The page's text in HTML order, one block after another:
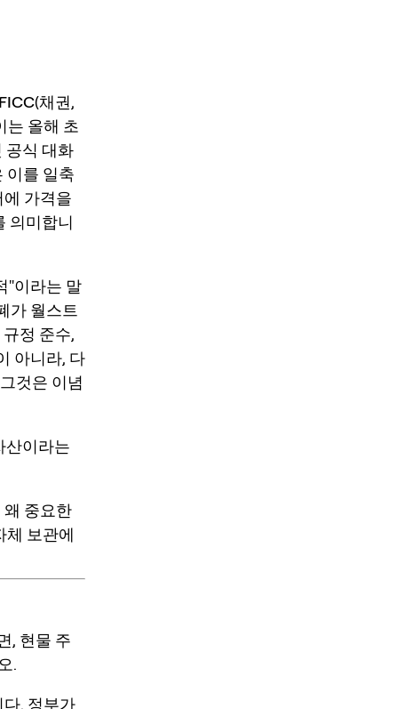
(채권,
는 올해 초
공식 대화
이를 일축
가격을
의미합니
"이라는 말
가 월스트
정 준수,
아니라, 다
것은 이념
산이라는
왜 중요한
체 보관에
, 현물 주
.
. 정부가